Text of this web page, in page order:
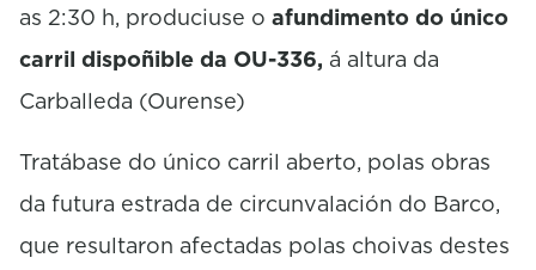
as 2:30 h, produciuse o afundimento do único
carril dispoñible da OU-336, á altura da
Carballeda (Ourense)
Tratábase do único carril aberto, polas obras
da futura estrada de circunvalación do Barco,
que resultaron afectadas polas choivas destes